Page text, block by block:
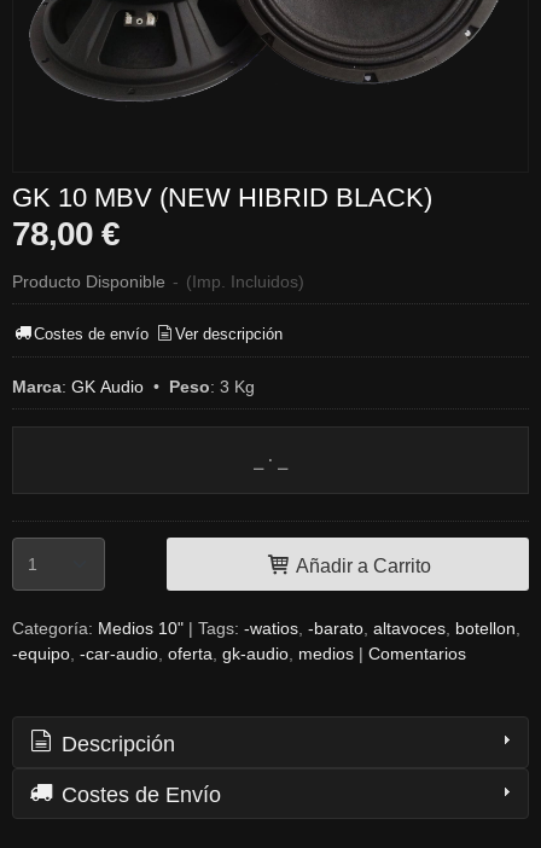
GK 10 MBV (NEW HIBRID BLACK)
78,00 €
Producto Disponible - (Imp. Incluidos)
Costes de envío Ver descripción
Marca: GK Audio • Peso: 3 Kg
Añadir a Carrito
Categoría: Medios 10" | Tags: -watios -barato altavoces botellon
-equipo -car-audio oferta gk-audio medios | Comentarios
Descripción
Costes de Envío